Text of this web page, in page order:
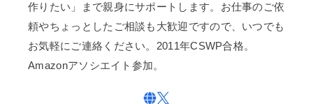
作りたい」まで親身にサポートします。お仕事のご依
頼やちょっとしたご相談も大歓迎ですので、いつでも
お気軽にご連絡ください。2011年CSWP合格。
Amazonアソシエイト参加。